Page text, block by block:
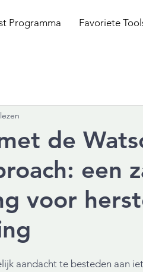
Programma Favoriete
de
een
voor
aandacht te besteden aan